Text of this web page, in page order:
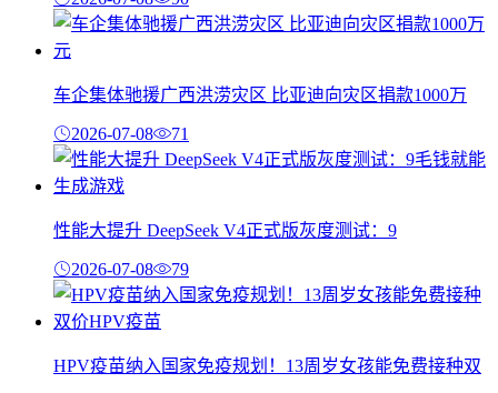
车企集体驰援广西洪涝灾区 比亚迪向灾区捐款1000万
2026-07-08 71
性能大提升 DeepSeek V4正式版灰度测试：9
2026-07-08 79
HPV疫苗纳入国家免疫规划！13周岁女孩能免费接种双